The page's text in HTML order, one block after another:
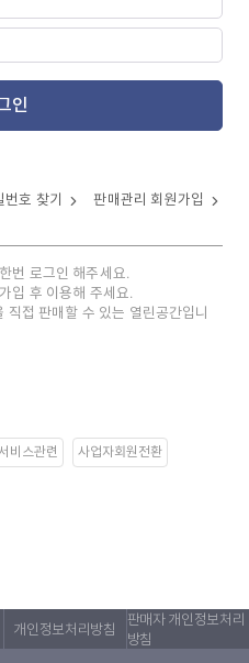
인
호 찾기 판매관리 회원가입
번 로그인 해주세요.
입 후 이용해 주세요.
접 판매할 수 있는 열린공간입니
비스관련 사업자회원전환
개인정보처리방침
판매자 개인정보처리
방침